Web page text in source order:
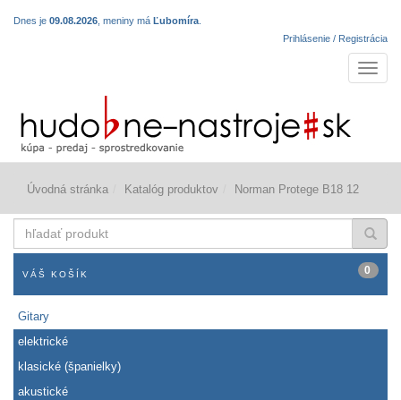
Dnes je 09.08.2026 , meniny má Ľubomíra
Prihlásenie / Registrácia
Úvodná stránka Katalóg produktov Norman Protege B18 12
produkt
VÁŠ KOŠÍK 0
Gitary
elektrické
klasické (španielky)
akustické